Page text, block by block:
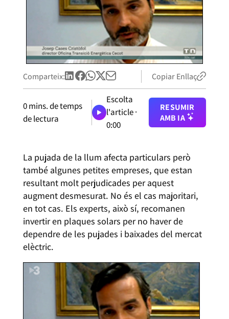
Comparteix: Copiar Enllaç
0mins. de temps
de lectura
Escolta
l'article ·
0:00
RESUMIR
AMB IA
La pujada de la llum afecta particulars però
també algunes petites empreses, que estan
resultant molt perjudicades per aquest
augment desmesurat. No és el cas majoritari,
en tot cas. Els experts, això sí, recomanen
invertir en plaques solars per no haver de
dependre de les pujades i baixades del mercat
elèctric.